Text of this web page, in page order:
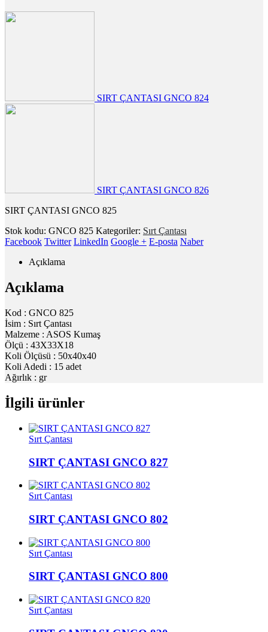
SIRT ÇANTASI GNCO 824
SIRT ÇANTASI GNCO 826
SIRT ÇANTASI GNCO 825
Stok kodu: GNCO 825 Kategoriler: Sırt Çantası
Facebook Twitter LinkedIn Google + E-posta Naber
Açıklama
Açıklama
Kod : GNCO 825
İsim : Sırt Çantası
Malzeme : ASOS Kumaş
Ölçü : 43X33X18
Koli Ölçüsü : 50x40x40
Koli Adedi : 15 adet
Ağırlık : gr
İlgili ürünler
Sırt Çantası
SIRT ÇANTASI GNCO 827
Sırt Çantası
SIRT ÇANTASI GNCO 802
Sırt Çantası
SIRT ÇANTASI GNCO 800
Sırt Çantası